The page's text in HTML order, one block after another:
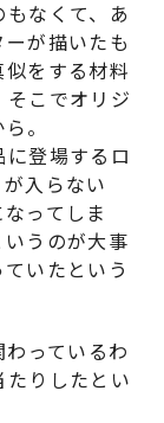
なくて、あ
が描いたも
をする材料
こでオリジ
。
登場するロ
入らない
ってしま
うのが大事
いたという
っているわ
たりしたとい